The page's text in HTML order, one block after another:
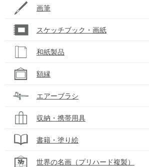
画筆
スケッチブック・画紙
和紙製品
額縁
エアーブラシ
収納・携帯用具
書籍・塗り絵
世界の名画（プリハード複製）